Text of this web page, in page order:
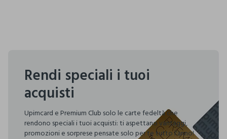
Rendi speciali i tuoi
acquisti
Upimcard e Premium Club solo le carte fedeltà che
rendono speciali i tuoi acquisti: ti aspettano vantaggi,
promozioni e sorprese pensate solo per te tutto l'anno!